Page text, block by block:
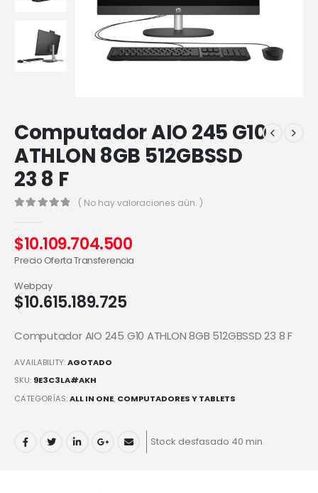
Computador AIO 245 G10
ATHLON 8GB 512GBSSD
23 8 F
( No hay valoraciones aún. )
$10.109.704.500
Precio Oferta Transferencia
$10.615.189.725
Webpay
Computador AIO 245 G10 ATHLON 8GB 512GBSSD 23 8 F
AVAILABILITY:AGOTADO
SKU: 9E3C3LA#AKH
CATEGORÍAS:ALL IN ONE, COMPUTADORES Y TABLETS
Stock desfasado 40 min